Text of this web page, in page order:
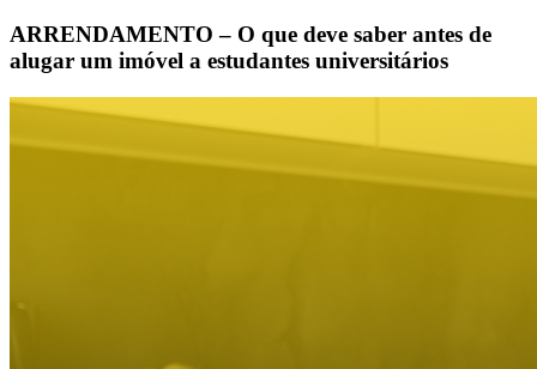
ARRENDAMENTO – O que deve saber antes de
alugar um imóvel a estudantes universitários